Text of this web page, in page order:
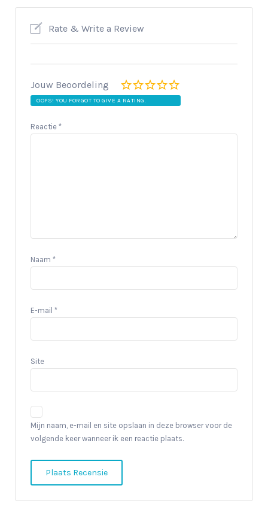
Rate & Write a Review
Jouw Beoordeling
OOPS! YOU FORGOT TO GIVE A RATING.
Reactie *
Naam *
E-mail *
Site
Mijn naam, e-mail en site opslaan in deze browser voor de
volgende keer wanneer ik een reactie plaats.